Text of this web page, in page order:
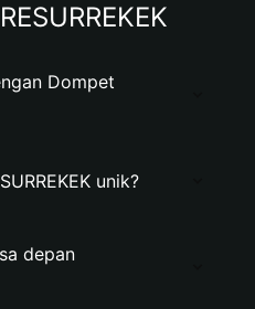
Dompet
unik?
depan